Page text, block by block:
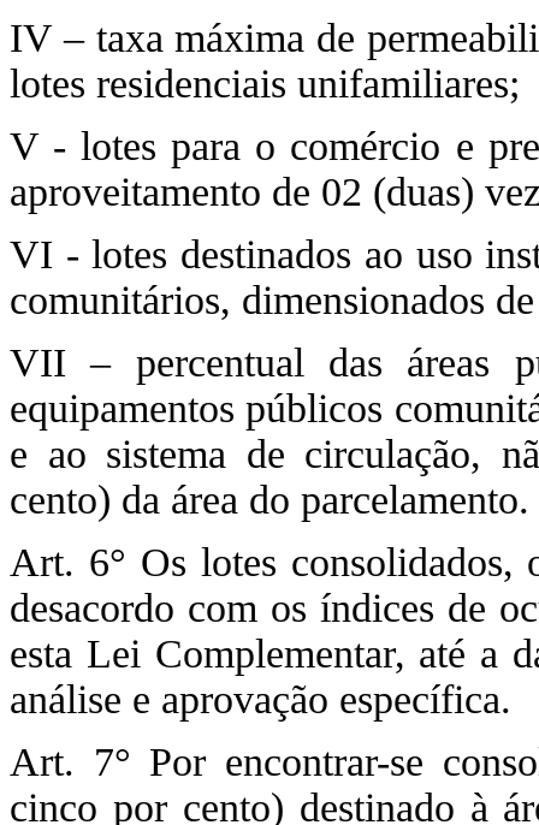
IV – taxa máxima de
lotes residenciais unifamiliares;
V - lotes para o comércio e
aproveitamento de 02 (duas)
VI - lotes destinados ao uso
comunitários, dimensionados
VII – percentual das áreas
equipamentos públicos
e ao sistema de circulação,
cento) da área do parcelamento.
Art. 6° Os lotes consolidados,
desacordo com os índices de
esta Lei Complementar, até a
análise e aprovação específica.
Art. 7° Por encontrar-se
cinco por cento) destinado à